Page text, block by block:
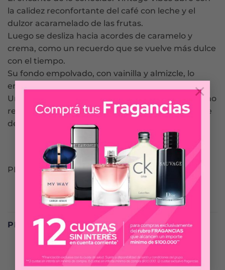
×
la calidez reconfortante del café con leche y el
dulzor acaramelado de las frutas.
Luego se desliza hacia acordes de caramelo y
crema, como un recuerdo que se vuelve más dulce
con el tiempo.
Su fondo empolvado, con vainilla y almizcle, lo
envuelve todo con ternura.
Una fragancia íntima, nostálgica y elegante – como
reencontrarse con algo que siempre ha sido parte
de ti.
PEPE JEANS
PRODUCTOS RELACIONADOS